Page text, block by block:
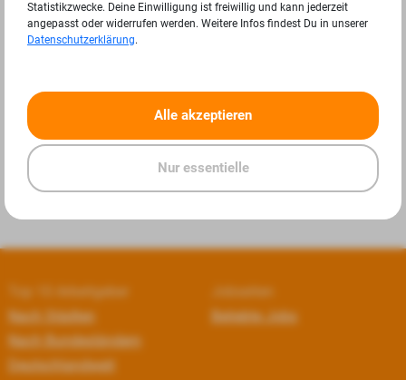
« »
Top 10 Arbeitgeber
Nach Städten
Nach Bundesländern
Deutschlandweit
Jobseiten
Beliebte Jobs
Statistikzwecke. Deine Einwilligung ist freiwillig und kann jederzeit
angepasst oder widerrufen werden. Weitere Infos findest Du in unserer
Datenschutzerklärung.
Alle akzeptieren
Nur essentielle